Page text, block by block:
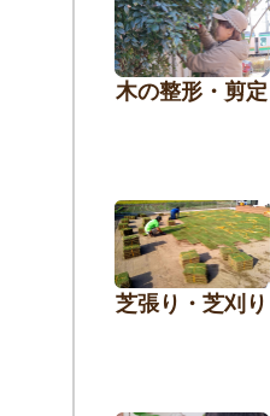
木の整形・剪定
芝張り・芝刈り